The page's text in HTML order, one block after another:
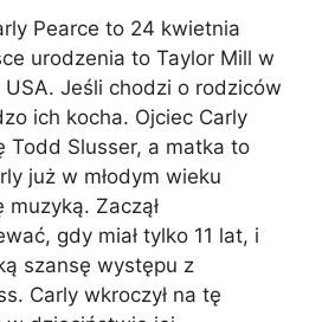
Pearce to 24 kwietnia
urodzenia to Taylor Mill w
Jeśli chodzi o rodziców
ich kocha. Ojciec Carly
Todd Slusser, a matka to
już w młodym wieku
muzyką. Zaczął
gdy miał tylko 11 lat, i
szansę występu z
Carly wkroczył na tę